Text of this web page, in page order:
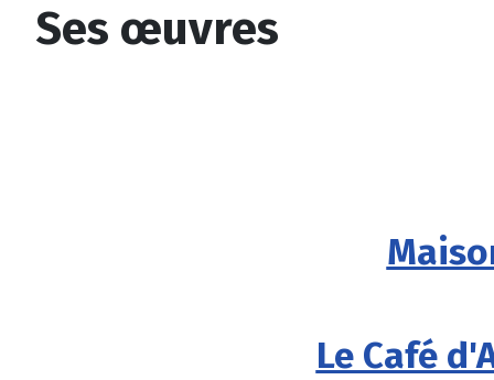
Ses œuvres
Le Café